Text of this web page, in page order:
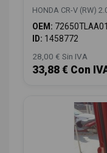
HONDA CR-V (RW)
OEM: 72650TLAA01
ID: 1458772
28,00 € Sin IVA
33,88 € Con